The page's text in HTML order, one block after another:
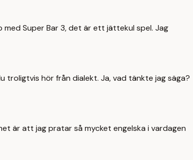
med Super Bar 3, det är ett jättekul spel. Jag
hör från dialekt. Ja, vad tänkte jag säga?
är att jag pratar så mycket engelska i vardagen